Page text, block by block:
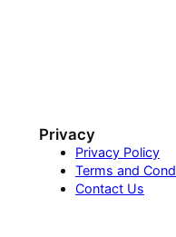
Privacy
Privacy Policy
Terms and
Contact Us